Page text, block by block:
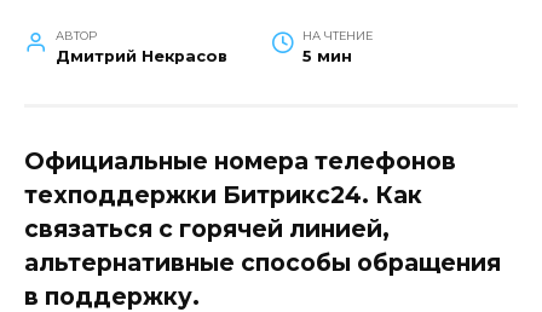
АВТОР
Дмитрий Некрасов
НА ЧТЕНИЕ
5 мин
Официальные номера телефонов
техподдержки Битрикс24. Как
связаться с горячей линией,
альтернативные способы обращения
в поддержку.